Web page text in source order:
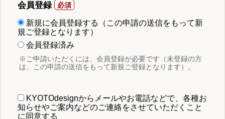
会員登録
新規に会員登録する（この申請の送信をもって新
規ご登録となります）
会員登録済み
※ご申請いただくには、会員登録が必要です（未登録の方
は、この申請の送信をもって新規ご登録となります）。
KYOTOdesignからメールやお電話などで、各種お
知らせやご案内などのご連絡をさせていただくこと
に同意する